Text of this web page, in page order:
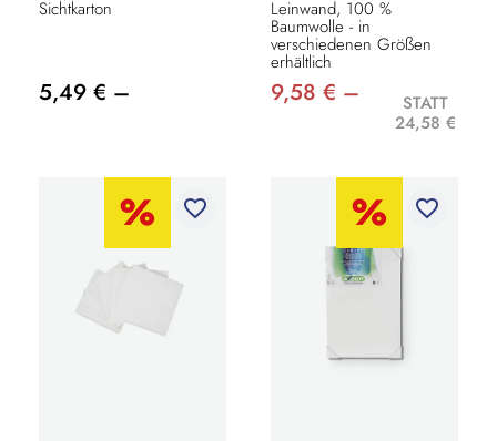
Sichtkarton
5,49 € –
Leinwand, 100 %
Baumwolle - in
verschiedenen Größen
erhältlich
9,58 € –
STATT
24,58 €
favorite_border favorite_border